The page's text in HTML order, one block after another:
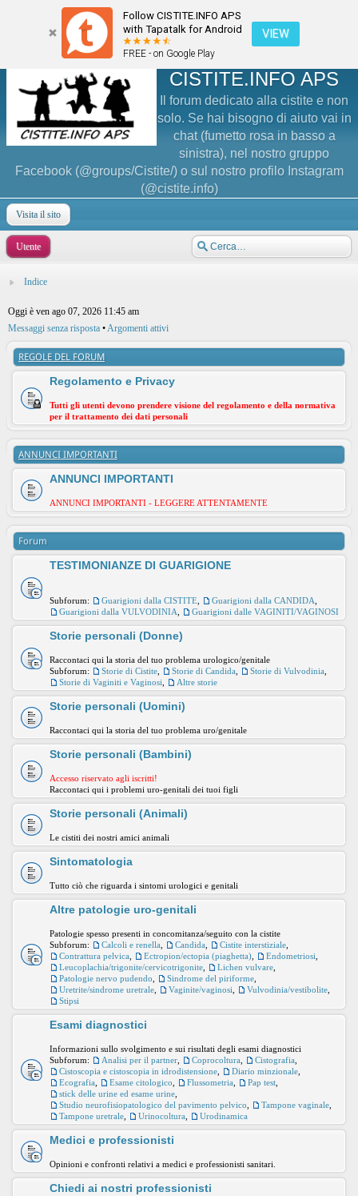
Follow CISTITE.INFO APS
with Tapatalk for Android
FREE - on Google Play
VIEW
CISTITE.INFO APS
Il forum dedicato alla cistite e non
solo. Se hai bisogno di aiuto vai in
chat (fumetto rosa in basso a
sinistra), nel nostro gruppo
Facebook (@groups/Cistite/) o sul nostro profilo Instagram
(@cistite.info)
Visita il sito
Utente
Indice
Oggi è ven ago 07, 2026 11:45 am
Messaggi senza risposta •Argomenti attivi
REGOLE DEL FORUM
Regolamento e Privacy
Tutti gli utenti devono prendere visione del regolamento e della normativa
per il trattamento dei dati personali
ANNUNCI IMPORTANTI
ANNUNCI IMPORTANTI
ANNUNCI IMPORTANTI - LEGGERE ATTENTAMENTE
Forum
TESTIMONIANZE DI GUARIGIONE
Subforum: Guarigioni dalla CISTITE Guarigioni dalla CANDIDA
Guarigioni dalla VULVODINIA
Guarigioni dalle VAGINITI/VAGINOSI
Storie personali (Donne)
Raccontaci qui la storia del tuo problema urologico/genitale
Subforum:
Storie di Cistite Storie di Candida Storie di Vulvodinia
Storie di Vaginiti e Vaginosi
Altre storie
Storie personali (Uomini)
Raccontaci qui la storia del tuo problema uro/genitale
Storie personali (Bambini)
Accesso riservato agli iscritti!
Raccontaci qui i problemi uro-genitali dei tuoi figli
Storie personali (Animali)
Le cistiti dei nostri amici animali
Sintomatologia
Tutto ciò che riguarda i sintomi urologici e genitali
Altre patologie uro-genitali
Patologie spesso presenti in concomitanza/seguito con la cistite
Subforum:
Calcoli e renella Candida Cistite interstiziale
Contrattura pelvica
Ectropion/ectopia (piaghetta) Endometriosi
Leucoplachia/trigonite/cervicotrigonite
Lichen vulvare
Patologie nervo pudendo
Sindrome del piriforme
Uretrite/sindrome uretrale
Vaginite/vaginosi Vulvodinia/vestibolite
Stipsi
Esami diagnostici
Informazioni sullo svolgimento e sui risultati degli esami diagnostici
Subforum:
Analisi per il partner Coprocoltura Cistografia
Cistoscopia e cistoscopia in idrodistensione
Diario minzionale
Ecografia
Esame citologico Flussometria Pap test
stick delle urine ed esame urine
Studio neurofisiopatologico del pavimento pelvico
Tampone vaginale
Tampone uretrale
Urinocoltura Urodinamica
Medici e professionisti
Opinioni e confronti relativi a medici e professionisti sanitari.
Chiedi ai nostri professionisti